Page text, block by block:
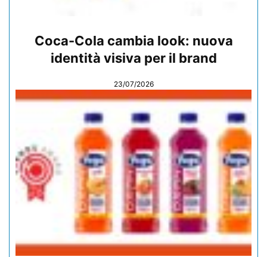
Coca-Cola cambia look: nuova
identità visiva per il brand
23/07/2026